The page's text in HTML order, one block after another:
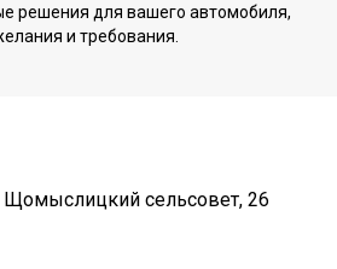
решения для вашего автомобиля,
и требования.
Щомыслицкий сельсовет, 26